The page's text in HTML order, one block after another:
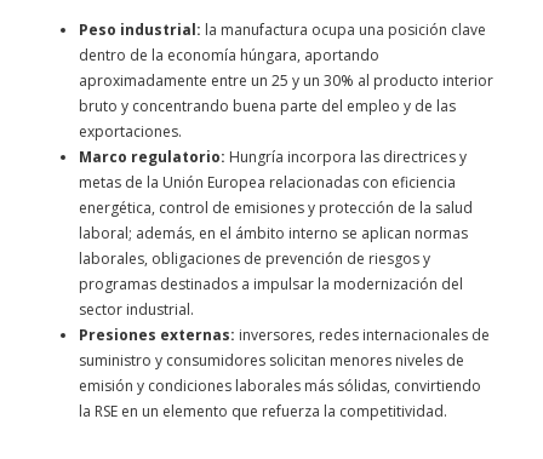
Peso industrial: la manufactura ocupa una posición clave
dentro de la economía húngara, aportando
aproximadamente entre un 25 y un 30% al producto interior
bruto y concentrando buena parte del empleo y de las
exportaciones.
Marco regulatorio: Hungría incorpora las directrices y
metas de la Unión Europea relacionadas con eficiencia
energética, control de emisiones y protección de la salud
laboral; además, en el ámbito interno se aplican normas
laborales, obligaciones de prevención de riesgos y
programas destinados a impulsar la modernización del
sector industrial.
Presiones externas: inversores, redes internacionales de
suministro y consumidores solicitan menores niveles de
emisión y condiciones laborales más sólidas, convirtiendo
la RSE en un elemento que refuerza la competitividad.